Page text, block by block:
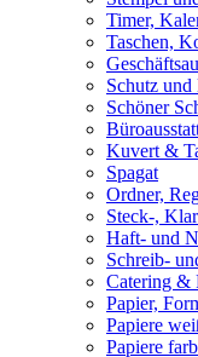
Timer,
Taschen,
Schutz
Schöner
Kuvert &
Spagat
Ordner,
Steck-,
Haft- und
Schreib-
Catering &
Papier,
Papiere
Papiere